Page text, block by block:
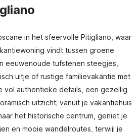
in het sfeervolle Pitigliano, waar
vindt tussen groene
eeuwenoude tufstenen steegjes,
uitje of rustige familievakantie met
vol authentieke details, een gezellig
uitzicht; vanuit je vakantiehuis
het historische centrum, geniet je
en mooie wandelroutes, terwijl je